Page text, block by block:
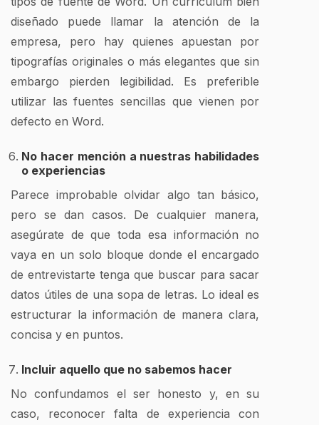
diseñado puede llamar la atención de la
empresa, pero hay quienes apuestan por
tipografías originales o más elegantes que sin
embargo pierden legibilidad. Es preferible
utilizar las fuentes sencillas que vienen por
defecto en Word.
No hacer mención a nuestras habilidades
o experiencias
Parece improbable olvidar algo tan básico,
pero se dan casos. De cualquier manera,
asegúrate de que toda esa información no
vaya en un solo bloque donde el encargado
de entrevistarte tenga que buscar para sacar
datos útiles de una sopa de letras. Lo ideal es
estructurar la información de manera clara,
concisa y en puntos.
Incluir aquello que no sabemos hacer
No confundamos el ser honesto y, en su
caso, reconocer falta de experiencia con